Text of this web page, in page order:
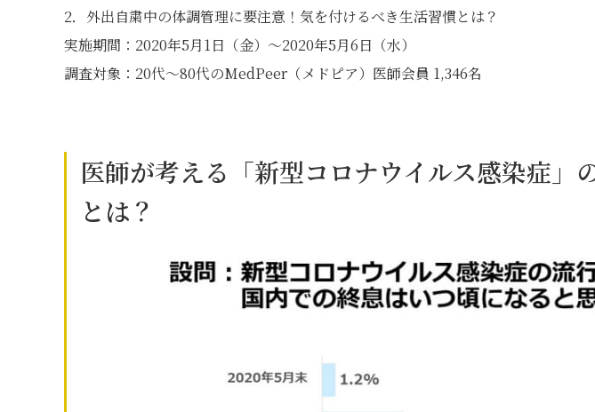
2．外出自粛中の体調管理に要注意！気を付けるべき生活習慣とは？
実施期間：2020年5月1日（金）～2020年5月6日（水）
調査対象：20代～80代のMedPeer（メドピア）医師会員 1,346名
医師が考える「新型コロナウイルス感染症」
とは？